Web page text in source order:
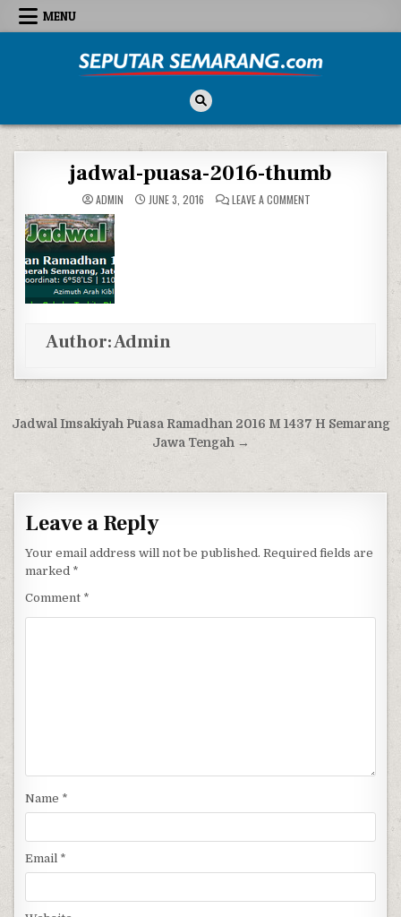
Skip to content
MENU
jadwal-puasa-2016-thumb
ADMIN JUNE 3, 2016 LEAVE A COMMENTON JADWAL-PUASA-
Author:Admin
Post navigation
Jadwal Imsakiyah Puasa Ramadhan 2016 M 1437 H Semarang
Jawa Tengah →
Leave a Reply
Your email address will not be published. Required fields are
marked *
Comment *
Name *
Email *